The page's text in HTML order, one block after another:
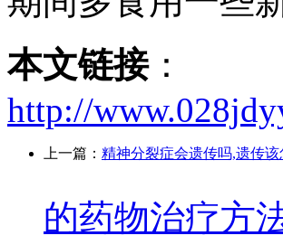
本文链接：
http://
上一篇： 精神分裂症会遗传吗,遗传该
的药物治疗方